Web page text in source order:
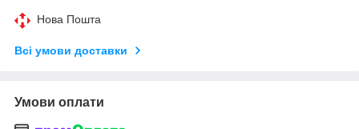
Нова Пошта
Всі умови доставки
Умови оплати